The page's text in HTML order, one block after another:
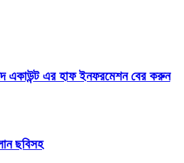
একাউন্ট এর হাফ ইনফরমেশন বের করুন
ছবিসহ